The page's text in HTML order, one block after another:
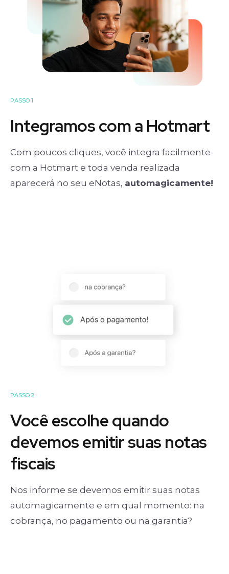
PASSO 1
Integramos com a Hotmart
Com poucos cliques, você integra facilmente
com a Hotmart e toda venda realizada
aparecerá no seu eNotas, automagicamente!
PASSO 2
Você escolhe quando
devemos emitir suas notas
fiscais
Nos informe se devemos emitir suas notas
automagicamente e em qual momento: na
cobrança, no pagamento ou na garantia?